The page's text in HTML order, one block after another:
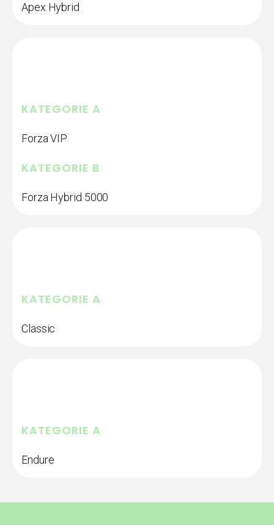
Apex Hybrid
KATEGORIE A
Forza VIP
KATEGORIE B
Forza Hybrid 5000
KATEGORIE A
Classic
KATEGORIE A
Endure